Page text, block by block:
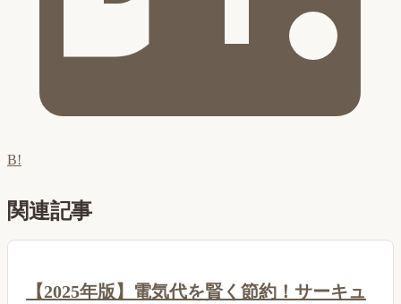
B!
関連記事
【2025年版】電気代を賢く節約！サーキュ